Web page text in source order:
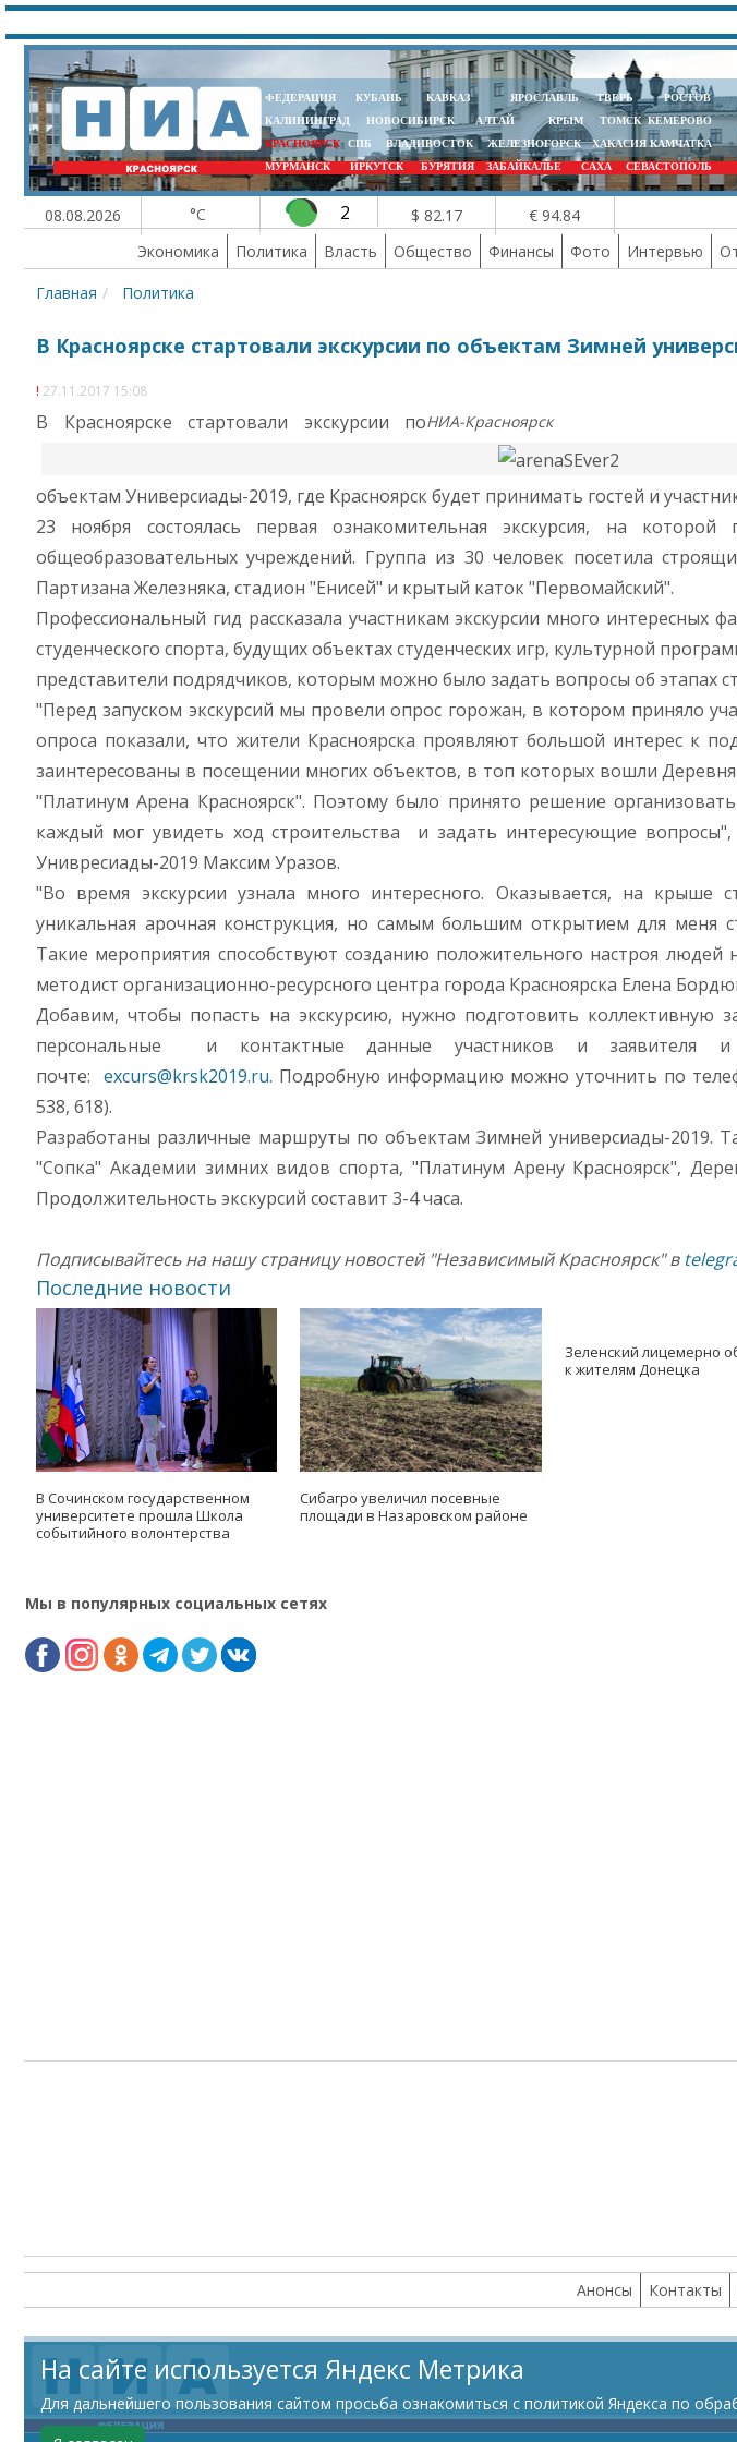
ФЕДЕРАЦИЯ КУБАНЬ КАВКАЗ ЯРОСЛАВЛЬ ТВЕРЬ
РОСТОВ
КАЛИНИНГРАД
НОВОСИБИРСК АЛТАЙ КРЫМ ТОМСККЕМЕРОВО
КРАСНОЯРСК
СПБ ВЛАДИВОСТОК ЖЕЛЕЗНОГОРСК ХАКАСИЯКАМЧАТКА
МУРМАНСК
ИРКУТСК БУРЯТИЯ ЗАБАЙКАЛЬЕ САХА СЕВАСТОПОЛЬ
08.08.2026 °C 2 $ 82.17
€ 94.84
Экономика
Политика Власть Общество Финансы Фото Интервью
Главная
Политика
В Красноярске стартовали экскурсии по объектам Зимней
27.11.2017 15:08
НИА-Красноярск
В Красноярске стартовали экскурсии по
объектам Универсиады-2019, где Красноярск будет принимать гостей и
23 ноября состоялась первая ознакомительная экскурсия, на
общеобразовательных учреждений. Группа из 30 человек посетила
Партизана Железняка, стадион "Енисей" и крытый каток "Первомайский".
Профессиональный гид рассказала участникам экскурсии много интересных
студенческого спорта, будущих объектах cтуденческих игр, культурной
представители подрядчиков, которым можно было задать вопросы об этапах
"Перед запуском экскурсий мы провели опрос горожан, в котором приняло
опроса показали, что жители Красноярска проявляют большой интерес к
заинтересованы в посещении многих объектов, в топ которых вошли
"Платинум Арена Красноярск". Поэтому было принято решение
каждый мог увидеть ход строительства и задать интересующие вопросы",
Унивресиады-2019 Максим Уразов.
"Во время экскурсии узнала много интересного. Оказывается, на крыше
уникальная арочная конструкция, но самым большим открытием для меня
Такие мероприятия способствуют созданию положительного настроя людей
методист организационно-ресурсного центра города Красноярска Елена
Добавим, чтобы попасть на экскурсию, нужно подготовить коллективную
персональные и контактные данные участников и заявителя
почте:excurs@krsk2019.ru. Подробную информацию можно уточнить по
538, 618).
Разработаны различные маршруты по объектам Зимней универсиады-2019.
"Сопка" Академии зимних видов спорта, "Платинум Арену Красноярск",
Продолжительность экскурсий составит 3-4 часа.
Подписывайтесь на нашу страницу новостей "Независимый Красноярск" в
Последние новости
В Сочинском государственном
университете прошла Школа
событийного волонтерства
Сибагро увеличил посевные
площади в Назаровском районе
Зеленский лицемерно
к жителям Донецка
Мы в популярных социальных сетях
Анонсы Контакты
На сайте используется Яндекс Метрика
Для дальнейшего пользования сайтом просьба ознакомиться с политикой Яндекса по